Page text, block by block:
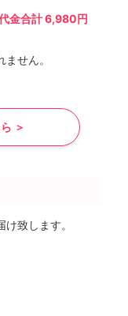
金合計 6,980円
せん。
＞
致します。